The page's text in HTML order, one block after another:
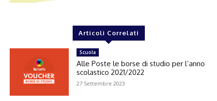
Articoli Correlati
Scuola
Alle Poste le borse di studio per l’anno
scolastico 2021/2022
27 Settembre 2023